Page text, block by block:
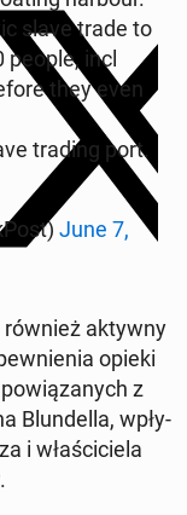
slave trade to
incl
they even
trading port.
June 7,
również aktywny
opieki
z
Blun­del­la, wpły­
i wła­ści­cie­la